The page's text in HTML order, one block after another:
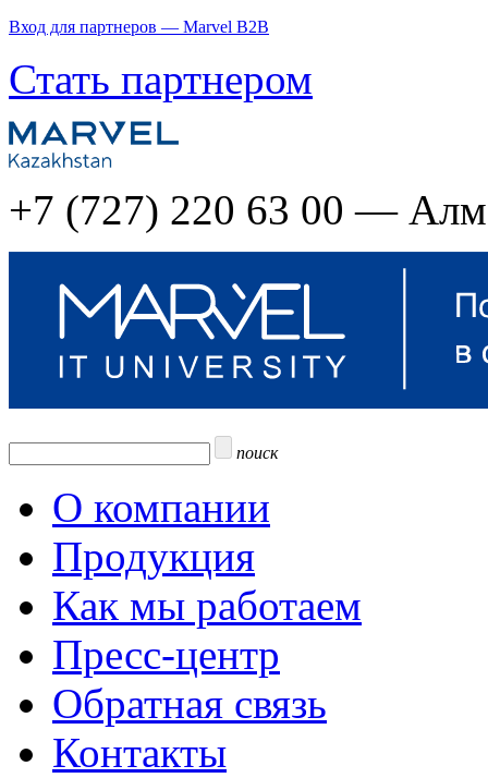
Вход для партнеров — Marvel B2B
Стать партнером
+7 (727) 220 63 00 —
поиск
О компании
Продукция
Как мы работаем
Пресс-центр
Обратная связь
Контакты